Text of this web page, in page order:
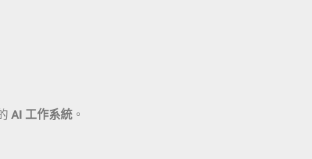
AI 工作系統 。